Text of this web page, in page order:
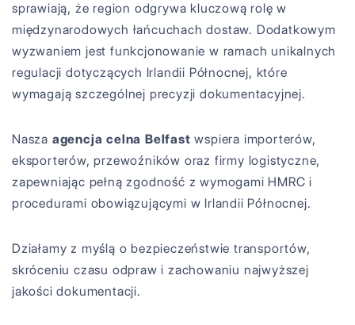
sprawiają, że region odgrywa kluczową rolę w
międzynarodowych łańcuchach dostaw. Dodatkowym
wyzwaniem jest funkcjonowanie w ramach unikalnych
regulacji dotyczących Irlandii Północnej, które
wymagają szczególnej precyzji dokumentacyjnej.
Nasza agencja celna Belfast wspiera importerów,
eksporterów, przewoźników oraz firmy logistyczne,
zapewniając pełną zgodność z wymogami HMRC i
procedurami obowiązującymi w Irlandii Północnej.
Działamy z myślą o bezpieczeństwie transportów,
skróceniu czasu odpraw i zachowaniu najwyższej
jakości dokumentacji.